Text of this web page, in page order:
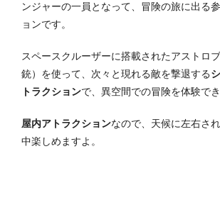
ンジャーの一員となって、冒険の旅に出る
ョンです。
スペースクルーザーに搭載されたアストロ
銃）を使って、次々と現れる敵を撃退する
トラクションで、異空間での冒険を体験でき
屋内アトラクションなので、天候に左右さ
中楽しめますよ。